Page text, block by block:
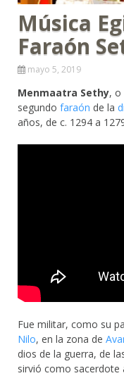
Música
Faraón
mayo 5, 2019
Menmaatra Sethy, o
segundo faraón de la
años, de c. 1294 a
Fue militar, como su
Nilo, en la zona de
dios de la guerra, de
sirvió como sacerdote